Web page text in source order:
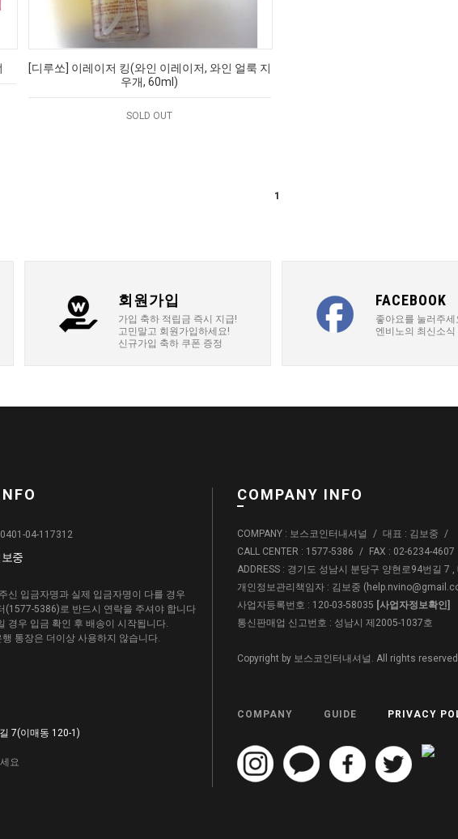
[디루쏘] 이레이저 킹(와인 이레이저, 와인 얼룩 지
우개, 60ml)
SOLD OUT
1
회원가입
가입 축하 적립금 즉시 지급!
고민말고 회원가입하세요!
신규가입 축하 쿠폰 증정
FACEBOOK
좋아요를 눌러주세
엔비노의 최신소식
04-117312
보중
신 입금자명과 실제 입금자명이 다를 경우
(1577-5386)로 반드시 연락을 주셔야 합니다
경우 입금 확인 후 배송이 시작됩니다.
통장은 더이상 사용하지 않습니다.
7(이매동 120-1)
요
COMPANY INFO
COMPANY : 보스코인터내셔널 / 대표 : 김보중 /
CALL CENTER : 1577-5386 /
FAX : 02-6234-4607
ADDRESS : 경기도 성남시 분당구 양현로94번길 7
개인정보관리책임자 : 김보중 (
사업자등록번호 : 120-03-58035 [사업자정보확인]
통신판매업 신고번호 : 성남시 제2005-1037호
Copyright by 보스코인터내셔널. All rights
COMPANY GUIDE PRIVACY